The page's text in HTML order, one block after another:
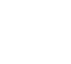
en espacios
que en ningún
de que se puedan